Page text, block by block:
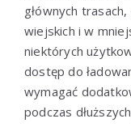
głównych
wiejskich i w
niektórych
dostęp do
wymagać
podczas